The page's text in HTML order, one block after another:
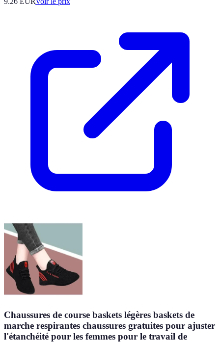
Chaussures de course baskets légères baskets de
marche respirantes chaussures gratuites pour ajuster
l'étanchéité pour les femmes pour le travail de